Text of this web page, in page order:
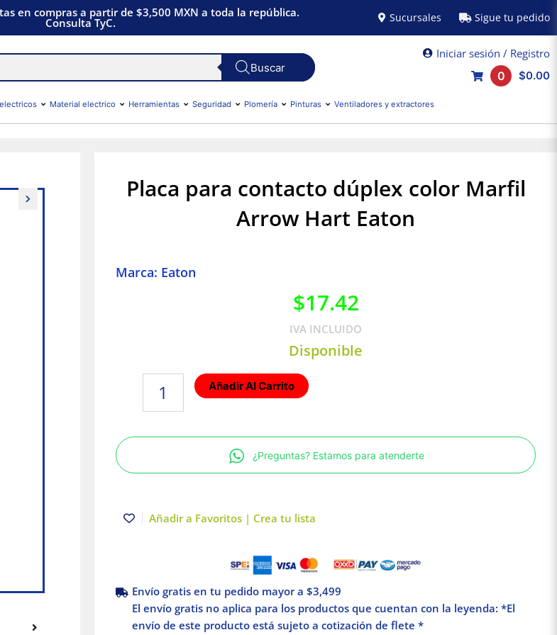
en compras a partir de $3,500 MXN a toda la república.
Consulta TyC. Sucursales Sigue tu pedido
Iniciar sesión / Registro
0
$0.00
Material electrico Herramientas Seguridad Plomería Pinturas Ventiladores y extractores
Placa para contacto dúplex color Marfil
Arrow Hart Eaton
Marca: Eaton
$17.42
IVA INCLUIDO
Disponible
contacto
color
Marfil
Eaton
Añadir Al Carrito
¿Preguntas? Estamos para atenderte
Añadir a Favoritos | Crea tu lista
Envío gratis en tu pedido mayor a $3,499
El envío gratis no aplica para los productos que cuentan con la leyenda: *El
envío de este producto está sujeto a cotización de flete *